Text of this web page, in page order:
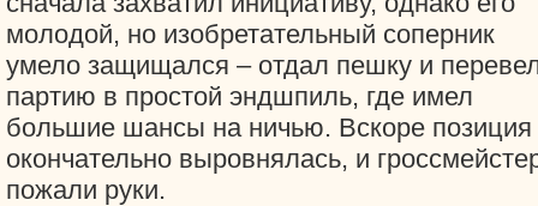
молодой, но изобретательный соперник
умело защищался – отдал пешку и
партию в простой эндшпиль, где имел
большие шансы на ничью. Вскоре позиция
окончательно выровнялась, и
пожали руки.